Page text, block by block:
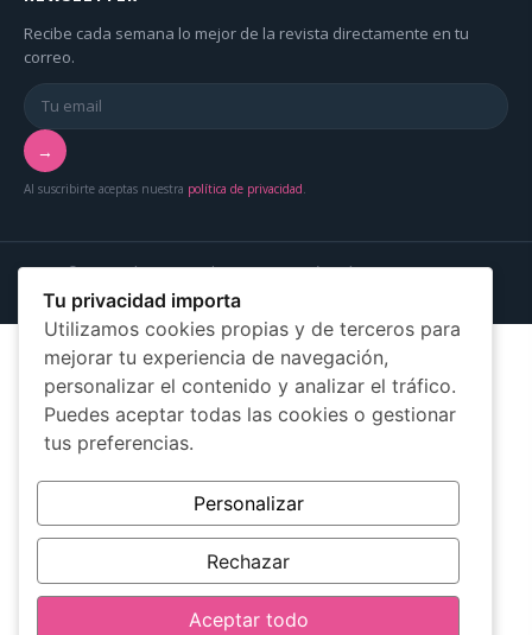
Recibe cada semana lo mejor de la revista directamente en tu
correo.
→
Al suscribirte aceptas nuestra política de privacidad.
© 2026 Más Mujer Online — Asociación Más Mujer Canarias
Aviso legal
Privacidad
Tu privacidad importa
Utilizamos cookies propias y de terceros para
mejorar tu experiencia de navegación,
personalizar el contenido y analizar el tráfico.
Puedes aceptar todas las cookies o gestionar
tus preferencias.
Personalizar
Rechazar
Aceptar todo